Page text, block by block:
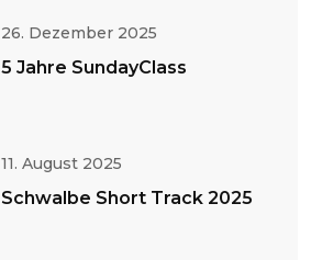
26. Dezember 2025
5 Jahre SundayClass
11. August 2025
Schwalbe Short Track 2025